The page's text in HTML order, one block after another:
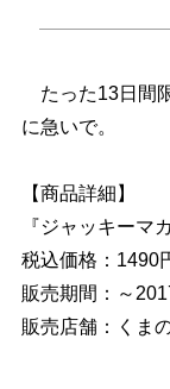
たった13日間
に急いで。
【商品詳細】
『ジャッキーマ
税込価格：1490
販売期間：～
販売店舗：くま